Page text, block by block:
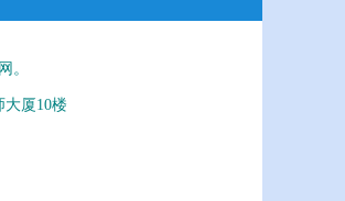
。
大厦10楼